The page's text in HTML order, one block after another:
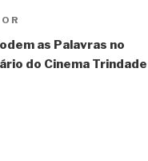
as Palavras no
do Cinema Trindade